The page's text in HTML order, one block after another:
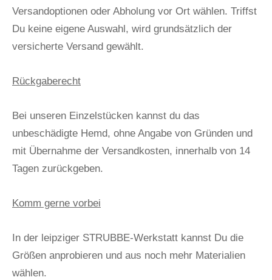
Versandoptionen oder Abholung vor Ort wählen. Triffst
Du keine eigene Auswahl, wird grundsätzlich der
versicherte Versand gewählt.
Rückgaberecht
Bei unseren Einzelstücken kannst du das
unbeschädigte Hemd, ohne Angabe von Gründen und
mit Übernahme der Versandkosten, innerhalb von 14
Tagen zurückgeben.
Komm gerne vorbei
In der leipziger STRUBBE-Werkstatt kannst Du die
Größen anprobieren und aus noch mehr Materialien
wählen.